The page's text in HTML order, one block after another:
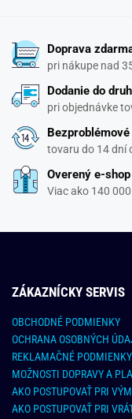
Doprava
pri nákupe nad
Dodanie do
pri objednávke
tovaru do 14 dní
Overený e-
Viac ako 140
ZÁKAZNÍCKY SERVIS
OBCHODNÉ PODMIENKY
OCHRANA OSOBNÝCH
REKLAMAČNÉ PODMIENKY
MOŽNOSTI DOPRAVY A
AKO POSTUPOVAŤ PRI
AKO POSTUPOVAŤ PRI